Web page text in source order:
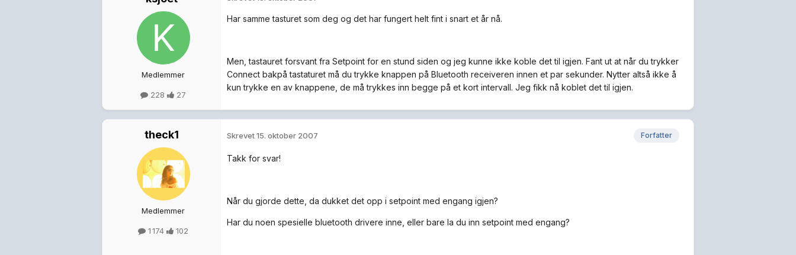
Medlemmer
228 27
Har samme tasturet som deg og det har fungert helt fint i snart et år nå.
Men, tastauret forsvant fra Setpoint for en stund siden og jeg kunne ikke koble det til igjen. Fant ut at når du trykker
Connect bakpå tastaturet må du trykke knappen på Bluetooth receiveren innen et par sekunder. Nytter altså ikke å
kun trykke en av knappene, de må trykkes inn begge på et kort intervall. Jeg fikk nå koblet det til igjen.
theck1
Medlemmer
1 174 102
Forfatter
Skrevet15. oktober 2007
Takk for svar!
Når du gjorde dette, da dukket det opp i setpoint med engang igjen?
Har du noen spesielle bluetooth drivere inne, eller bare la du inn setpoint med engang?